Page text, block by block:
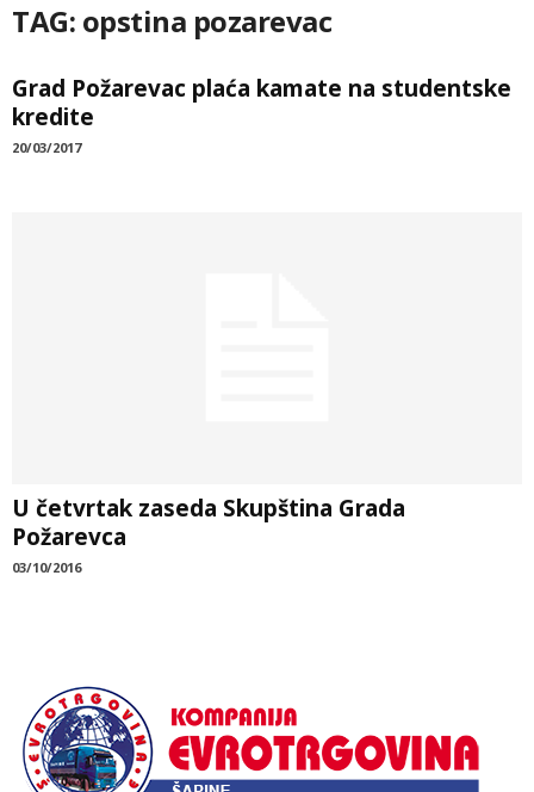
TAG: opstina pozarevac
Grad Požarevac plaća kamate na studentske
kredite
20/03/2017
U četvrtak zaseda Skupština Grada
Požarevca
03/10/2016